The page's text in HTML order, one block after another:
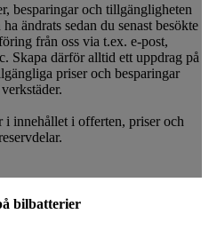
besparingar och tillgängligheten
ändrats sedan du senast besökte
från oss via t.ex. e-post,
Skapa därför alltid ett uppdrag på
priser och besparingar
i innehållet i offerten, priser och
bilbatterier